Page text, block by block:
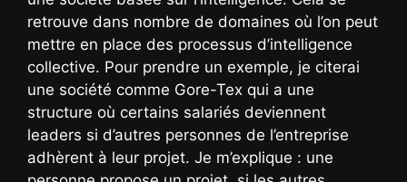
retrouve dans nombre de domaines où l’on peut
mettre en place des processus d’intelligence
collective. Pour prendre un exemple, je citerai
une société comme Gore-Tex qui a une
structure où certains salariés deviennent
leaders si d’autres personnes de l’entreprise
adhèrent à leur projet. Je m’explique : une